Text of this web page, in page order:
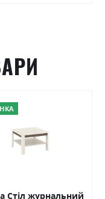
Стіл журнальний